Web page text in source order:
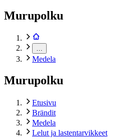
Murupolku
Medela
Murupolku
Etusivu
Brändit
Medela
Lelut ja lastentarvikkeet